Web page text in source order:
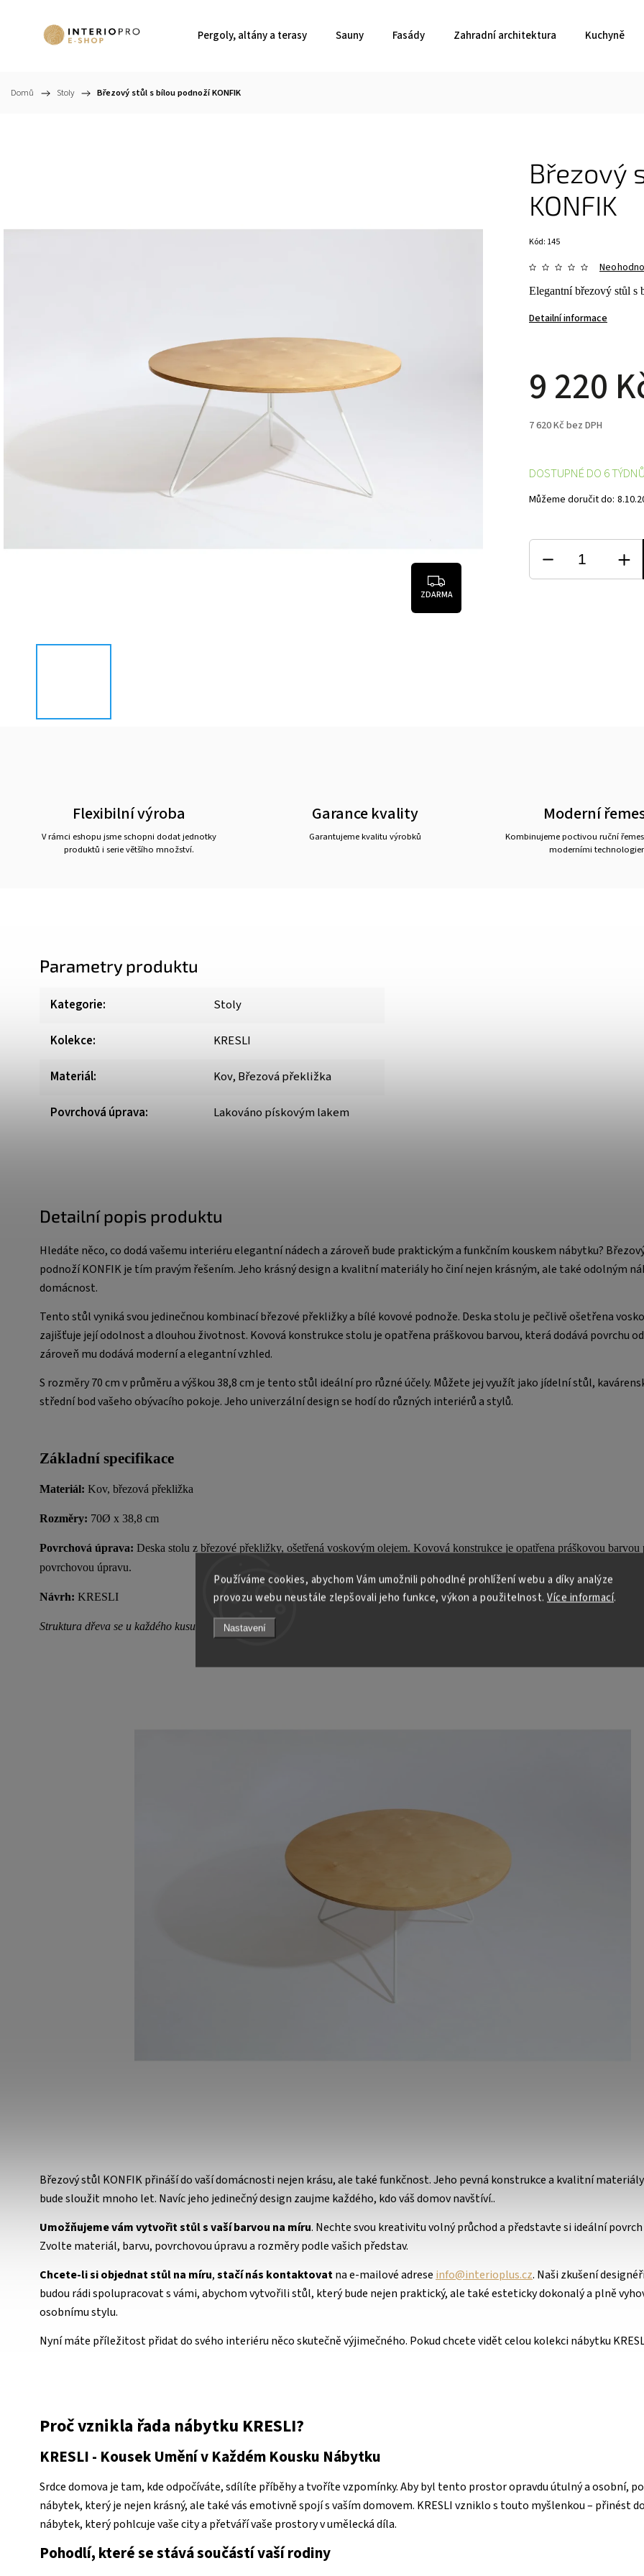
Používáme cookies, abychom Vám umožnili pohodlné prohlížení webu a díky analýze
provozu webu neustále zlepšovali jeho funkce, výkon a použitelnost. Více informací.
Nastavení
Pergoly, altány a terasy Sauny Fasády Zahradní architektura Kuchyně
Domů / Stoly / Březový stůl s bílou podnoží KONFIK
ZDARMA
Březový
KONFIK
9 220
7 620 Kč bez DPH
Kód: 145
Elegantní březový stůl
Detailní informace
DOSTUPNÉ DO 6 TÝDNŮ
Můžeme doručit do:
Flexibilní výroba
V rámci eshopu jsme schopni dodat jednotky
produktů i serie většího množství.
Garance kvality
Garantujeme kvalitu výrobků
Moderní
Kombinujeme poctivou ruční
moderními
Parametry produktu
Kategorie: Stoly
Kolekce: KRESLI
Materiál: Kov, Březová překližka
Povrchová úprava: Lakováno pískovým lakem
Detailní popis produktu
Hledáte něco, co dodá vašemu interiéru elegantní nádech a zároveň bude praktickým a funkčním kouskem nábytku?
podnoží KONFIK je tím pravým řešením. Jeho krásný design a kvalitní materiály ho činí nejen krásným, ale také odolným
domácnost.
Tento stůl vyniká svou jedinečnou kombinací březové překližky a bílé kovové podnože. Deska stolu je pečlivě ošetřena
zajišťuje její odolnost a dlouhou životnost. Kovová konstrukce stolu je opatřena práškovou barvou, která dodává povrchu
zároveň mu dodává moderní a elegantní vzhled.
S rozměry 70 cm v průměru a výškou 38,8 cm je tento stůl ideální pro různé účely. Můžete jej využít jako jídelní stůl,
střední bod vašeho obývacího pokoje. Jeho univerzální design se hodí do různých interiérů a stylů.
Základní specifikace
Materiál: Kov, březová překližka
Rozměry: 70Ø x 38,8 cm
Povrchová úprava: Deska stolu z březové překližky, ošetřená voskovým olejem. Kovová konstrukce je opatřena práškovou barvou
povrchovou úpravu.
Návrh: KRESLI
Struktura dřeva se u každého kusu liší, je to jednoduše přírodní matriál.
Březový stůl KONFIK přináší do vaší domácnosti nejen krásu, ale také funkčnost. Jeho pevná konstrukce a kvalitní
bude sloužit mnoho let. Navíc jeho jedinečný design zaujme každého, kdo váš domov navštíví..
Umožňujeme vám vytvořit stůl s vaší barvou na míru. Nechte svou kreativitu volný průchod a představte si ideální
Zvolte materiál, barvu, povrchovou úpravu a rozměry podle vašich představ.
Chcete-li si objednat stůl na míru,stačí nás kontaktovatna e-mailové adrese info@interioplus.cz. Naši zkušení
budou rádi spolupracovat s vámi, abychom vytvořili stůl, který bude nejen praktický, ale také esteticky dokonalý a plně
osobnímu stylu.
Nyní máte příležitost přidat do svého interiéru něco skutečně výjimečného. Pokud chcete vidět celou kolekci nábytku
Proč vznikla řada nábytku KRESLI?
KRESLI - Kousek Umění v Každém Kousku Nábytku
Srdce domova je tam, kde odpočíváte, sdílíte příběhy a tvoříte vzpomínky. Aby byl tento prostor opravdu útulný a osobní,
nábytek, který je nejen krásný, ale také vás emotivně spojí s vaším domovem. KRESLI vzniklo s touto myšlenkou – přinést
nábytek, který pohlcuje vaše city a přetváří vaše prostory v umělecká díla.
Pohodlí, které se stává součástí vaší rodiny